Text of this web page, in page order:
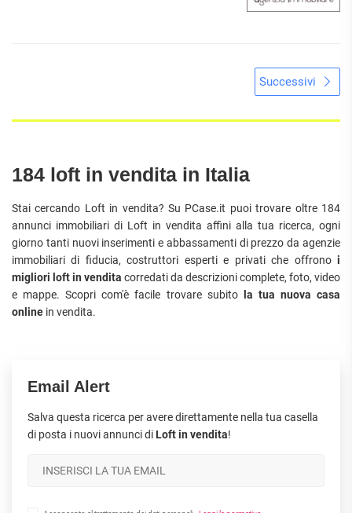
Successivi
184 loft in vendita in Italia
Stai cercando Loft in vendita? Su PCase.it puoi trovare oltre 184
annunci immobiliari di Loft in vendita affini alla tua ricerca, ogni
giorno tanti nuovi inserimenti e abbassamenti di prezzo da agenzie
immobiliari di fiducia, costruttori esperti e privati che offronoi
migliori loft in vendita corredati da descrizioni complete, foto, video
e mappe. Scopri com'è facile trovare subito
la tua nuova casa
online in vendita.
Email Alert
Salva questa ricerca per avere direttamente nella tua casella
di posta i nuovi annunci di Loft in vendita!